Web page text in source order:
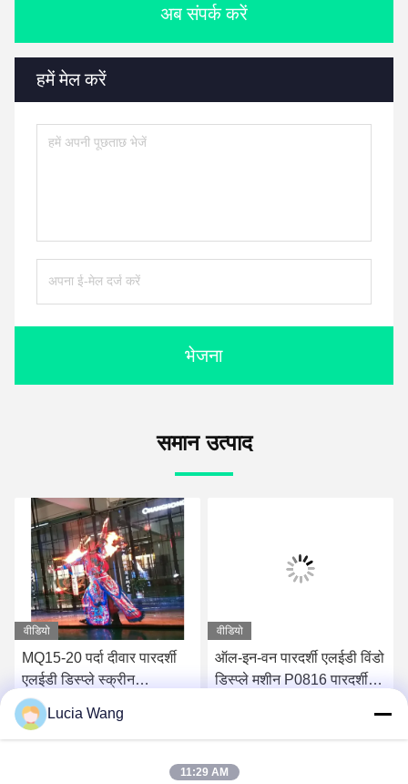
अब संपर्क करें
हमें मेल करें
भेजना
समान उत्पाद
वीडियो
MQ15-20 पर्दा दीवार पारदर्शी
एलईडी डिस्प्ले स्क्रीन
800*1500 मिमी
सबसे अच्छी कीमत पाएं
वीडियो
ऑल-इन-वन पारदर्शी एलईडी विंडो
डिस्प्ले मशीन P0816 पारदर्शी
सबसे अच्छी कीमत पाएं
Lucia Wang
11:29 AM